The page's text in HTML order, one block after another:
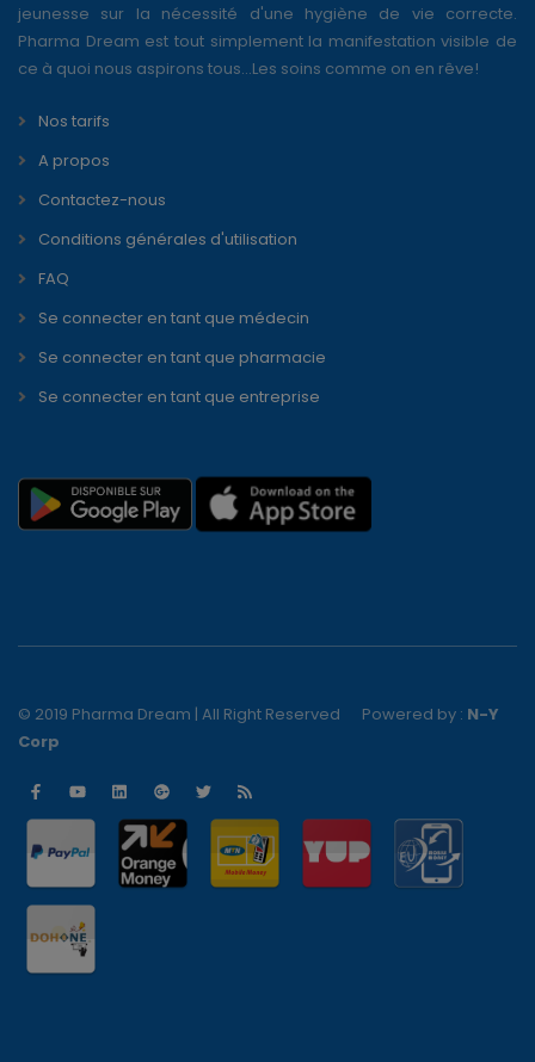
jeunesse sur la nécessité d'une hygiène de vie correcte.
Pharma Dream est tout simplement la manifestation visible de
ce à quoi nous aspirons tous...Les soins comme on en rêve!
Nos tarifs
A propos
Contactez-nous
Conditions générales d'utilisation
FAQ
Se connecter en tant que médecin
Se connecter en tant que pharmacie
Se connecter en tant que entreprise
© 2019 Pharma Dream | All Right Reserved Powered by : N-Y
Corp